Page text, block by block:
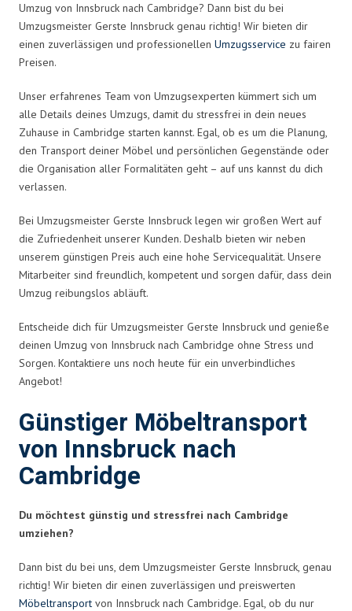
Umzug von Innsbruck nach Cambridge? Dann bist du bei
Umzugsmeister Gerste Innsbruck genau richtig! Wir bieten dir
einen zuverlässigen und professionellen Umzugsservice zu fairen
Preisen.
Unser erfahrenes Team von Umzugsexperten kümmert sich um
alle Details deines Umzugs, damit du stressfrei in dein neues
Zuhause in Cambridge starten kannst. Egal, ob es um die Planung,
den Transport deiner Möbel und persönlichen Gegenstände oder
die Organisation aller Formalitäten geht – auf uns kannst du dich
verlassen.
Bei Umzugsmeister Gerste Innsbruck legen wir großen Wert auf
die Zufriedenheit unserer Kunden. Deshalb bieten wir neben
unserem günstigen Preis auch eine hohe Servicequalität. Unsere
Mitarbeiter sind freundlich, kompetent und sorgen dafür, dass dein
Umzug reibungslos abläuft.
Entscheide dich für Umzugsmeister Gerste Innsbruck und genieße
deinen Umzug von Innsbruck nach Cambridge ohne Stress und
Sorgen. Kontaktiere uns noch heute für ein unverbindliches
Angebot!
Günstiger Möbeltransport
von Innsbruck nach
Cambridge
Du möchtest günstig und stressfrei nach Cambridge
umziehen?
Dann bist du bei uns, dem Umzugsmeister Gerste Innsbruck, genau
richtig! Wir bieten dir einen zuverlässigen und preiswerten
Möbeltransport von Innsbruck nach Cambridge. Egal, ob du nur